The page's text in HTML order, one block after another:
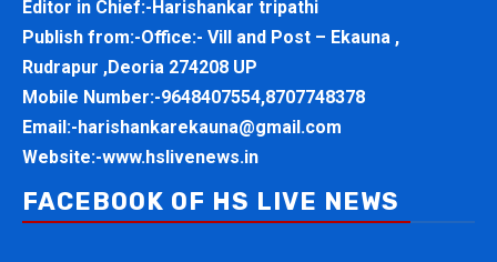
Editor in Chief:-Harishankar tripathi
Publish from:-Office:- Vill and Post – Ekauna ,
Rudrapur ,Deoria 274208 UP
Mobile Number:-9648407554,8707748378
Email:-harishankarekauna@gmail.com
Website:-www.hslivenews.in
FACEBOOK OF HS LIVE NEWS